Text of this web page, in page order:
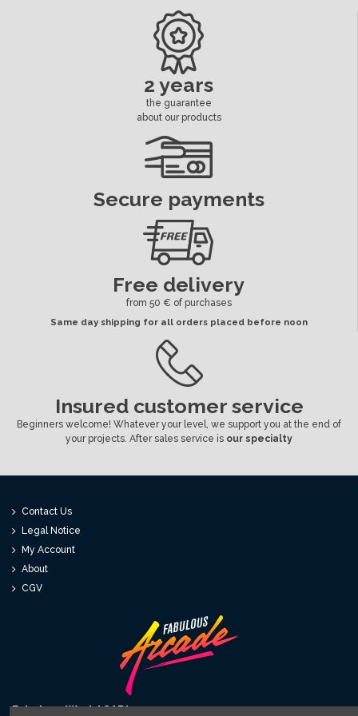
6.3 mm
Séparé
2 years
the guarantee
about our products
Secure payments
Free delivery
from 50 € of purchases
Same day shipping for all orders placed before noon
Insured customer service
Beginners welcome! Whatever your level, we support you at the end of
your projects. After sales service is our specialty
Contact Us
Legal Notice
My Account
About
CGV
Fabulous World SARL